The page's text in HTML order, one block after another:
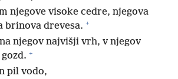
njegove visoke cedre, njegova
brinova drevesa. +
njegov najvišji vrh, v njegov
+
pil vodo,